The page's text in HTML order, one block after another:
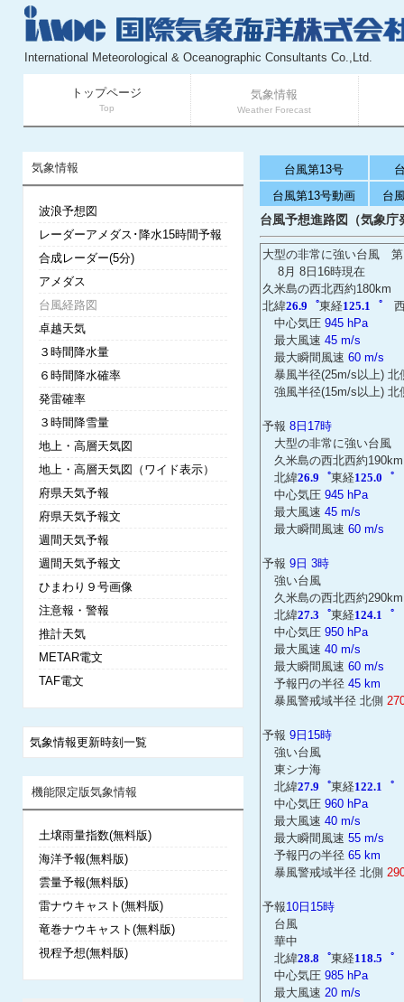
International Meteorological & Oceanographic Consultants Co.,Ltd.
トップページ
Top
気象情報
Weather Forecast
台風第13号
台風第13号動画
台
台風予想進路図（気象庁
大型の非常に強い台風
8月 8日16時現在
久米島の西北西約180km
北緯26.9゜東経125.1゜
中心気圧 945 hPa
最大風速 45 m/s
最大瞬間風速 60 m/s
暴風半径(25m/s以上) 北
強風半径(15m/s以上) 北
予報 8日17時
大型の非常に強い台風
久米島の西北西約190km
北緯26.9゜東経125.0゜
中心気圧 945 hPa
最大風速 45 m/s
最大瞬間風速 60 m/s
予報 9日 3時
強い台風
久米島の西北西約290km
北緯27.3゜東経124.1゜
中心気圧 950 hPa
最大風速 40 m/s
最大瞬間風速 60 m/s
予報円の半径 45 km
暴風警戒域半径 北側
予報 9日15時
強い台風
東シナ海
北緯27.9゜東経122.1゜
中心気圧 960 hPa
最大風速 40 m/s
最大瞬間風速 55 m/s
予報円の半径 65 km
暴風警戒域半径 北側
予報10日15時
台風
華中
北緯28.8゜東経118.5゜
中心気圧 985 hPa
最大風速 20 m/s
気象情報
波浪予想図
レーダーアメダス･降水15時間予報
合成レーダー(5分)
アメダス
台風経路図
卓越天気
３時間降水量
６時間降水確率
発雷確率
３時間降雪量
地上・高層天気図
地上・高層天気図（ワイド表示）
府県天気予報
府県天気予報文
週間天気予報
週間天気予報文
ひまわり９号画像
注意報・警報
推計天気
METAR電文
TAF電文
気象情報更新時刻一覧
機能限定版気象情報
土壌雨量指数(無料版)
海洋予報(無料版)
雲量予報(無料版)
雷ナウキャスト(無料版)
竜巻ナウキャスト(無料版)
視程予想(無料版)